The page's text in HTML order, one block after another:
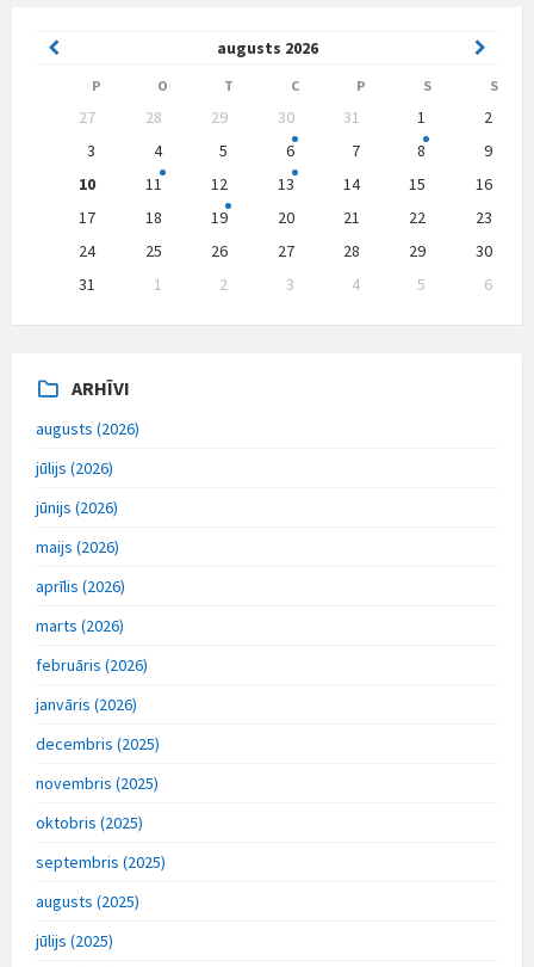
augusts 2026
Previous
Month
Month
P O T C P S S
calendar
27 28 29 30 31 1
2
3
4 5 6 7 8
9
10
11 12 13 14 15
16
17
18 19 20 21 22
23
24
25 26 27 28 29
30
31
1 2 3 4 5
6
to
ARHĪVI
augusts (2026)
jūlijs (2026)
jūnijs (2026)
maijs (2026)
aprīlis (2026)
marts (2026)
februāris (2026)
janvāris (2026)
decembris (2025)
novembris (2025)
oktobris (2025)
septembris (2025)
augusts (2025)
jūlijs (2025)